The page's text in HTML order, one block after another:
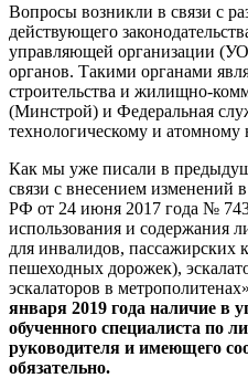
Вопросы возникли в связи с
действующего
управляющей организации
органов. Такими органами
строительства и жилищно-
(Минстрой) и Федеральная
технологическому и атомному
Как мы уже писали в
связи с внесением изменений
РФ от 24 июня 2017 года №
использования и содержания
для инвалидов, пассажирских
пешеходных дорожек),
эскалаторов в
января 2019 года наличие в
обученного специалиста по
руководителя и имеющего
обязательно.